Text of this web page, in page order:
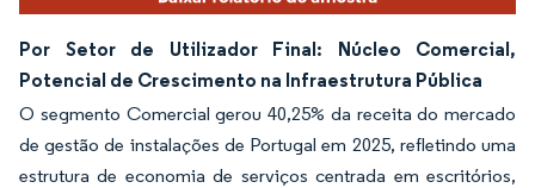
Por Setor de Utilizador Final: Núcleo Comercial,
Potencial de Crescimento na Infraestrutura Pública
O segmento Comercial gerou 40,25% da receita do mercado
de gestão de instalações de Portugal em 2025, refletindo uma
estrutura de economia de serviços centrada em escritórios,